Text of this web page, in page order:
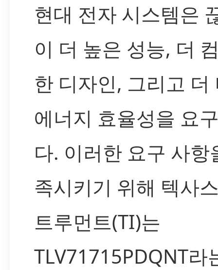
현대 전자 시스템은
이 더 높은 성능, 더
한 디자인, 그리고 더
에너지 효율성을 요
다. 이러한 요구 사항
족시키기 위해 텍사
트루먼트(TI)는
TLV71715PDQNT라